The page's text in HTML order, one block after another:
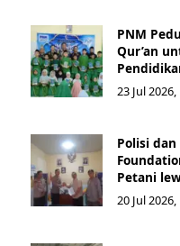
PNM
Qur’an
23 Jul
Polisi
Petani
20 Jul